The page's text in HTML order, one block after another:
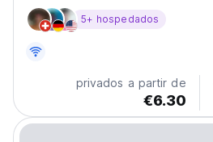
Mactan Island! Located in
offer a stylish and budget-
5+ hospedados
privados a partir de
€6.30